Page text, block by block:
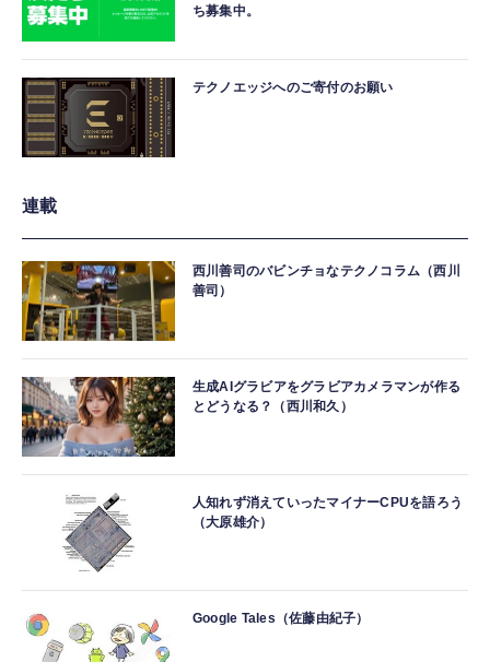
ち募集中。
テクノエッジへのご寄付のお願い
連載
西川善司のバビンチョなテクノコラム（西川
善司）
生成AIグラビアをグラビアカメラマンが作る
とどうなる？（西川和久）
人知れず消えていったマイナーCPUを語ろう
（大原雄介）
Google Tales（佐藤由紀子）